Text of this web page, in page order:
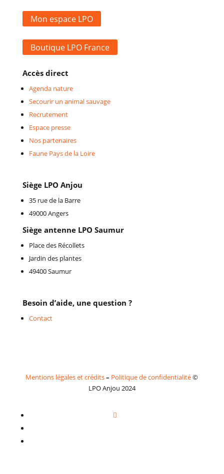
Mon espace LPO
Boutique LPO France
Accès direct
Agenda nature
Secourir un animal sauvage
Recrutement
Espace presse
Nos partenaires
Faune Pays de la Loire
Siège LPO Anjou
35 rue de la Barre
49000 Angers
Siège antenne LPO Saumur
Place des Récollets
Jardin des plantes
49400 Saumur
Besoin d’aide, une question ?
Contact
Mentions légales et crédits– Politique de confidentialité©
LPO Anjou 2024